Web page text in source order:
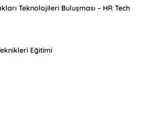
Teknolojileri Buluşması – HR Tech
Eğitimi